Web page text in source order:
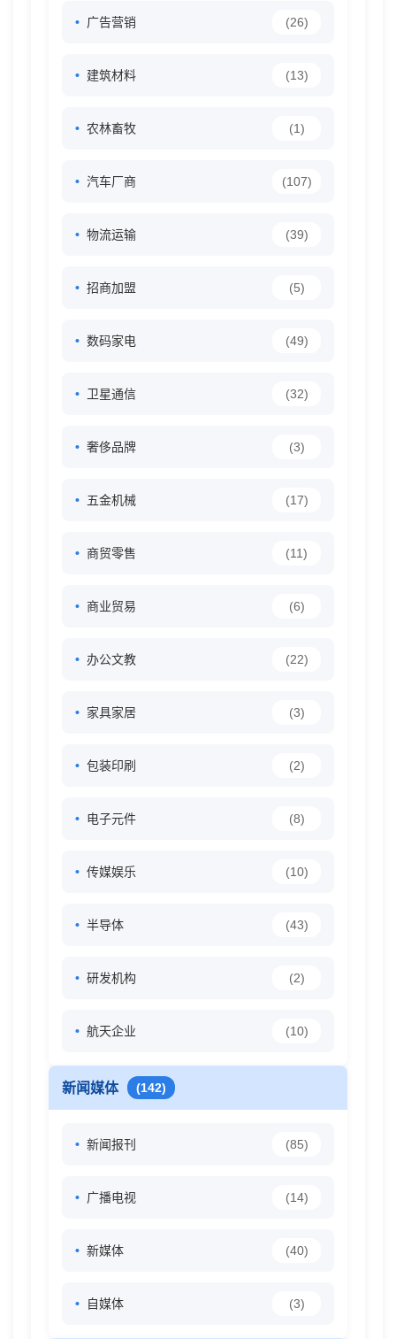
广告营销 (26)
建筑材料 (13)
农林畜牧 (1)
汽车厂商 (107)
物流运输 (39)
招商加盟 (5)
数码家电 (49)
卫星通信 (32)
奢侈品牌 (3)
五金机械 (17)
商贸零售 (11)
商业贸易 (6)
办公文教 (22)
家具家居 (3)
包装印刷 (2)
电子元件 (8)
传媒娱乐 (10)
半导体 (43)
研发机构 (2)
航天企业 (10)
新闻媒体 (142)
新闻报刊 (85)
广播电视 (14)
新媒体 (40)
自媒体 (3)